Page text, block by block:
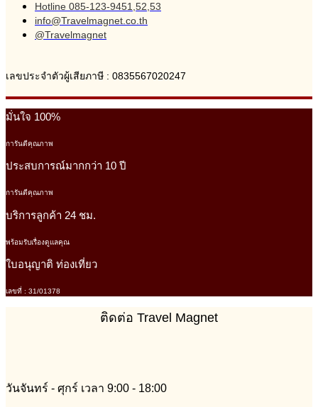
Hotline 085-123-9451,52,53
info@Travelmagnet.co.th
@Travelmagnet
เลขประจำตัวผู้เสียภาษี : 0835567020247
มั่นใจ 100%
การันตีคุณภาพ
ประสบการณ์มากกว่า 10 ปี
การันตีคุณภาพ
บริการลูกค้า 24 ชม.
พร้อมรับเรื่องดูแลคุณ
ใบอนุญาติ ท่องเที่ยว
เลขที่ : 31/01378
ติดต่อ Travel Magnet
วันจันทร์ - ศุกร์ เวลา 9:00 - 18:00